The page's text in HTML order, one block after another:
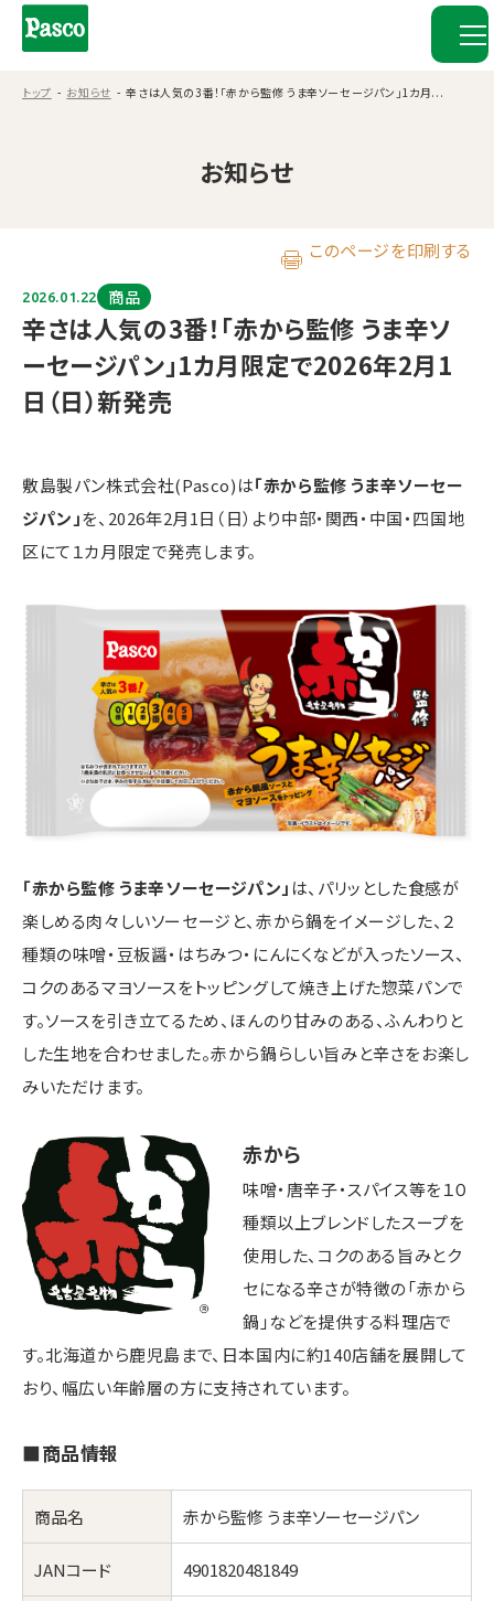
トップ お知らせ 辛さは人気の3番！「赤から監修 うま辛ソーセージパン」1カ月...
お知らせ
辛さは人気の3番！「赤から監修 うま辛ソ
ーセージパン」1カ月限定で2026年2月1
日（日）新発売
2026.01.22 商品
このページを印刷する
敷島製パン株式会社(Pasco)は「赤から監修 うま辛ソーセー
ジパン」を、2026年2月1日（日）より中部・関西・中国・四国地
区にて１カ月限定で発売します。
「赤から監修 うま辛ソーセージパン」 は、パリッとした食感が
楽しめる肉々しいソーセージと、赤から鍋をイメージした、２
種類の味噌・豆板醤・はちみつ・にんにくなどが入ったソース、
コクのあるマヨソースをトッピングして焼き上げた惣菜パンで
す。ソースを引き立てるため、ほんのり甘みのある、ふんわりと
した生地を合わせました。赤から鍋らしい旨みと辛さをお楽し
みいただけます。
赤から
味噌・唐辛子・スパイス等を１０
種類以上ブレンドしたスープを
使用した、コクのある旨みとク
セになる辛さが特徴の「赤から
鍋」などを提供する料理店で
す。北海道から鹿児島まで、日本国内に約140店舗を展開して
おり、幅広い年齢層の方に支持されています。
■商品情報
商品名 赤から監修 うま辛ソーセージパン
JANコード 4901820481849